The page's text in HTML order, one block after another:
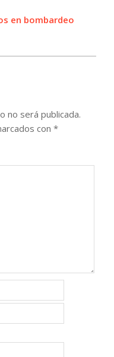
en bombardeo
no será publicada.
con *